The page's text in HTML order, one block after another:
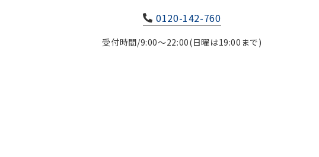
0120-142-760
受付時間/9:00～22:00(日曜は19:00まで)